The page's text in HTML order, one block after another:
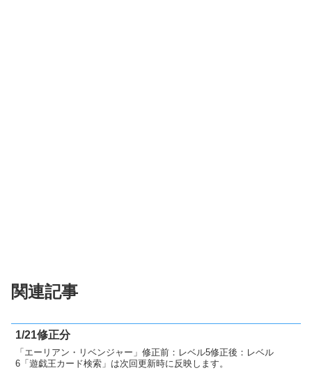
関連記事
1/21修正分
「エーリアン・リベンジャー」修正前：レベル5修正後：レベル
6「遊戯王カード検索」は次回更新時に反映します。